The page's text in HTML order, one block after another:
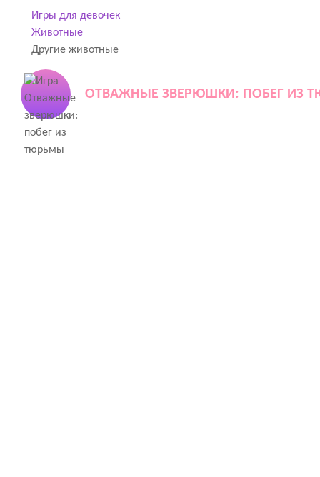
Игры для девочек
Животные
Другие животные
ОТВАЖНЫЕ ЗВЕРЮШКИ: ПОБЕГ ИЗ